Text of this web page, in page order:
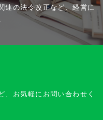
連の法令改正など、経営に
、お気軽にお問い合わせく